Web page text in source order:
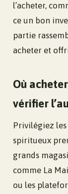
l’acheter,
ce un bon
partie
acheter et
Où
vérifier
Privilégiez les
spiritueux
grands
comme La
ou les